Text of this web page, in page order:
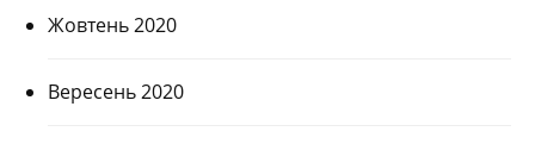
Жовтень 2020
Вересень 2020